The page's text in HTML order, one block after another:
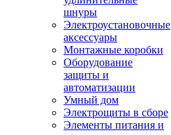
шнуры
Электроустановочные
аксессуары
Монтажные коробки
Оборудование
защиты и
автоматизации
Умный дом
Электрощиты в сборе
Элементы питания и